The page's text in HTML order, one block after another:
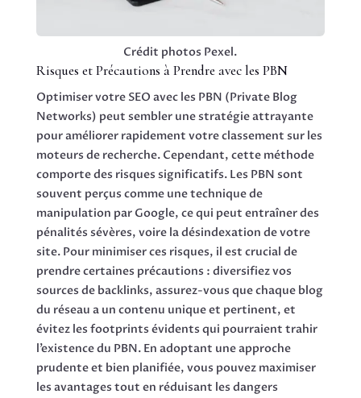
Crédit photos Pexel.
Risques et Précautions à Prendre avec les PBN
Optimiser votre SEO avec les PBN (Private Blog
Networks) peut sembler une stratégie attrayante
pour améliorer rapidement votre classement sur les
moteurs de recherche. Cependant, cette méthode
comporte des risques significatifs. Les PBN sont
souvent perçus comme une technique de
manipulation par Google, ce qui peut entraîner des
pénalités sévères, voire la désindexation de votre
site. Pour minimiser ces risques, il est crucial de
prendre certaines précautions : diversifiez vos
sources de backlinks, assurez-vous que chaque blog
du réseau a un contenu unique et pertinent, et
évitez les footprints évidents qui pourraient trahir
l’existence du PBN. En adoptant une approche
prudente et bien planifiée, vous pouvez maximiser
les avantages tout en réduisant les dangers